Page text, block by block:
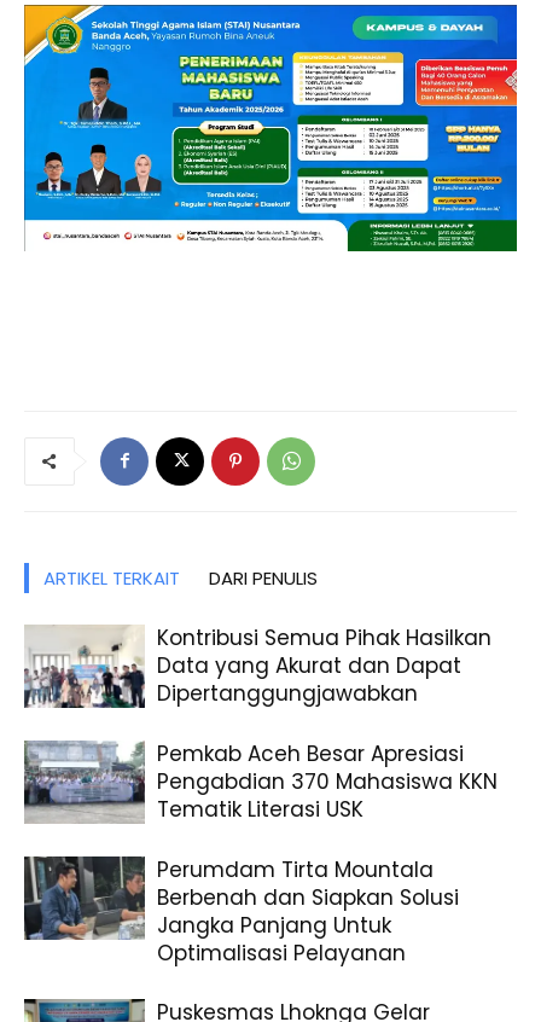
ARTIKEL TERKAIT DARI PENULIS
Kontribusi Semua Pihak Hasilkan
Data yang Akurat dan Dapat
Dipertanggungjawabkan
Pemkab Aceh Besar Apresiasi
Pengabdian 370 Mahasiswa KKN
Tematik Literasi USK
Perumdam Tirta Mountala
Berbenah dan Siapkan Solusi
Jangka Panjang Untuk
Optimalisasi Pelayanan
Puskesmas Lhoknga Gelar